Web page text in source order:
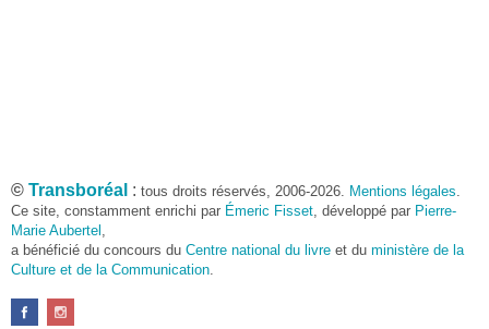
© Transboréal : tous droits réservés, 2006-2026. Mentions légales.
Ce site, constamment enrichi par Émeric Fisset, développé par Pierre-
Marie Aubertel ,
a bénéficié du concours du Centre national du livre et du ministère de la
Culture et de la Communication.